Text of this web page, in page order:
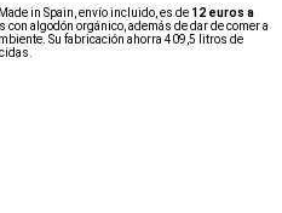
in Spain, envío incluido, es de 12 euros a
con algodón orgánico, además de dar de comer a
Su fabricación ahorra 409,5 litros de